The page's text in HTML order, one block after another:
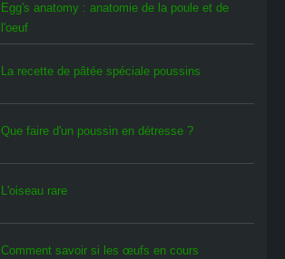
Egg's anatomy : anatomie de la poule et de
l'oeuf
La recette de pâtée spéciale poussins
Que faire d'un poussin en détresse ?
L'oiseau rare
Comment savoir si les œufs en cours